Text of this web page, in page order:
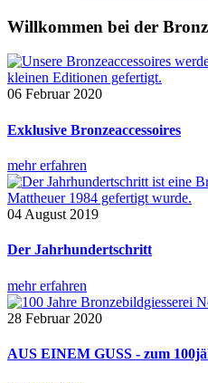
Willkommen bei der
06 Februar 2020
Exklusive Bronzeaccessoires
mehr erfahren
04 August 2019
Der Jahrhundertschritt
mehr erfahren
28 Februar 2020
AUS EINEM GUSS - zum